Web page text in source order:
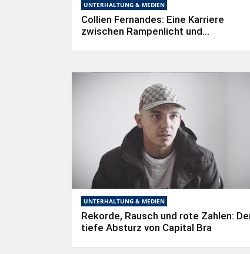
UNTERHALTUNG & MEDIEN
Collien Fernandes: Eine Karriere
zwischen Rampenlicht und
UNTERHALTUNG & MEDIEN
Rekorde, Rausch und rote Zahlen:
tiefe Absturz von Capital Bra